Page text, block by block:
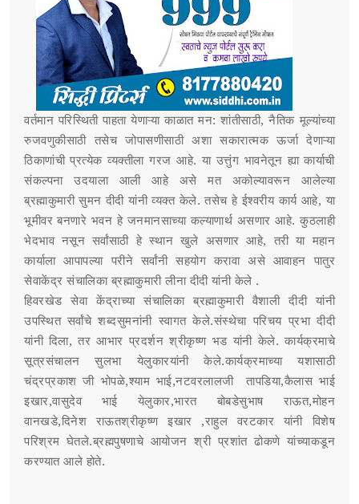
वर्तमान परिस्थिती पाहता येणाऱ्या काळात मन: शांतीसाठी, नैतिक मूल्यांच्या
रुजवणुकीसाठी तसेच जोपासणीसाठी अशा सकारात्मक ऊर्जा देणाऱ्या
ठिकाणांची प्रत्येक व्यक्तीला गरज आहे. या उत्तुंग भावनेतून ह्या कार्याची
संकल्पना उदयाला आली आहे असे मत अकोल्यावरून आलेल्या
ब्रह्माकुमारी सुमन दीदी यांनी व्यक्त केले. तसेच हे ईश्वरीय कार्य आहे, या
भूमीवर बनणारे भवन हे जनमानसाच्या कल्याणार्थ असणार आहे. कुठलाही
भेदभाव नसून सर्वांसाठी हे स्थान खुले असणार आहे, तरी या महान
कार्याला आपापल्या परीने सर्वांनी सहयोग करावा असे आवाहन पातुर
सेवाकेंद्र संचालिका ब्रह्माकुमारी लीना दीदी यांनी केले .
हिवरखेड सेवा केंद्राच्या संचालिका ब्रह्माकुमारी वैशाली दीदी यांनी
उपस्थित सर्वांचे शब्दसुमनांनी स्वागत केले.संस्थेचा परिचय प्रभा दीदी
यांनी दिला, तर आभार प्रदर्शन श्रीकृष्ण भड यांनी केले. कार्यक्रमाचे
सूत्रसंचालन सुलभा येलुकारयांनी केले.कार्यक्रमाच्या यशासाठी
चंद्रप्रकाश जी भोपळे,श्याम भाई,नटवरलालजी तापडिया,कैलास भाई
इखार,वासुदेव भाई येलुकार,भारत बोबडेसुभाष राऊत,मोहन
वानखडे,दिनेश राऊतश्रीकृष्ण इखार ,राहुल वरटकार यांनी विशेष
परिश्रम घेतले.ब्रह्मपुषणाचे आयोजन श्री प्रशांत ढोकणे यांच्याकडून
करण्यात आले होते.